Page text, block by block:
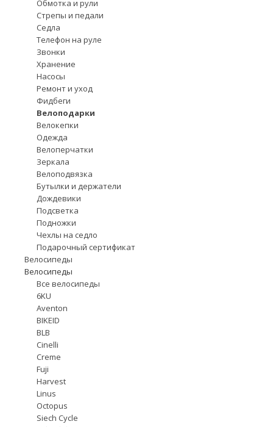
Обмотка и рули
Стрепы и педали
Седла
Телефон на руле
Звонки
Хранение
Насосы
Ремонт и уход
Фидбеги
Велоподарки
Велокепки
Одежда
Велоперчатки
Зеркала
Велоподвязка
Бутылки и держатели
Дождевики
Подсветка
Подножки
Чехлы на седло
Подарочный сертификат
Велосипеды
Велосипеды
Все велосипеды
6KU
Aventon
BIKEID
BLB
Cinelli
Creme
Fuji
Harvest
Linus
Octopus
Siech Cycle